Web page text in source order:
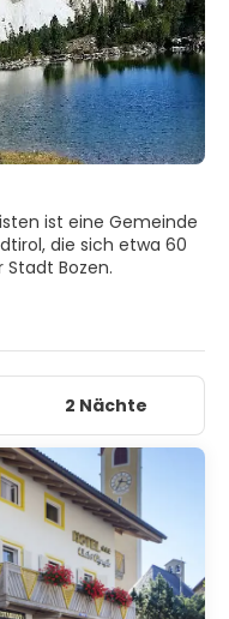
ist eine Gemeinde
die sich etwa 60
Bozen.
2 Nächte